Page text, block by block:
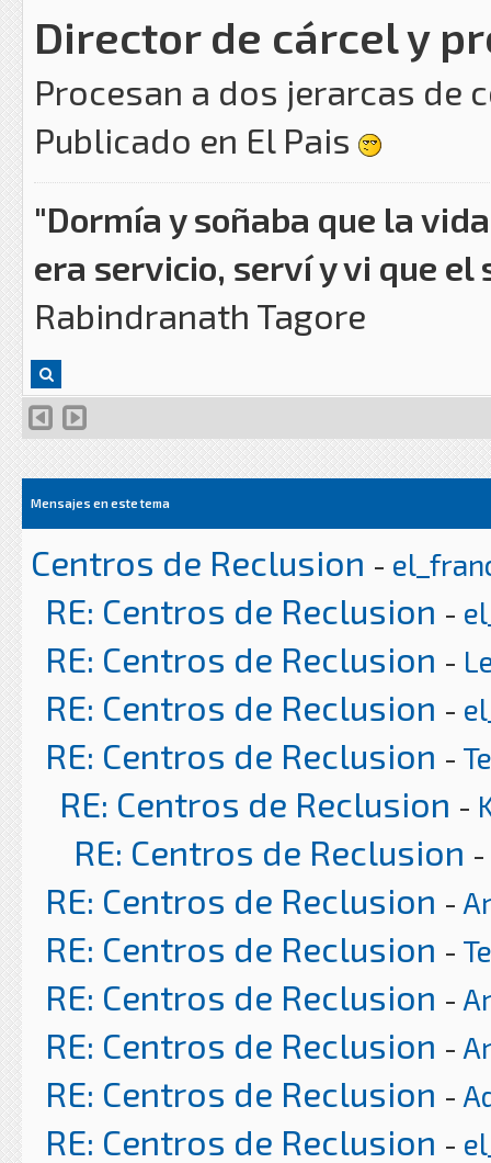
Director de cárcel y
Procesan a dos jerarcas de
Publicado en El Pais
"Dormía y soñaba que la
era servicio, serví y vi que
Rabindranath Tagore
Mensajes en este tema
Centros de Reclusion -
RE: Centros de Reclusion -
RE: Centros de Reclusion -
RE: Centros de Reclusion -
RE: Centros de Reclusion -
RE: Centros de Reclusion -
RE: Centros de Reclusion -
RE: Centros de Reclusion -
RE: Centros de Reclusion -
RE: Centros de Reclusion -
RE: Centros de Reclusion -
RE: Centros de Reclusion -
RE: Centros de Reclusion -